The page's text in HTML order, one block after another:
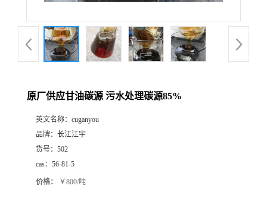
原厂供应甘油碳源 污水处理碳源85%
英文名称： cuganyou
品牌： 长江江宇
货号： 502
cas： 56-81-5
价格： ￥800/吨